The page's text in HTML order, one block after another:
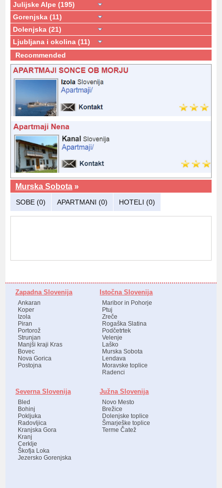
Julijske Alpe (195)
Gorenjska (11)
Dolenjska (21)
Ljubljana i okolina (11)
Recommended
Murska Sobota »
SOBE (0) APARTMANI (0) HOTELI (0)
Zapadna Slovenija
Ankaran
Koper
Izola
Piran
Portorož
Strunjan
Manjši kraji Kras
Bovec
Nova Gorica
Postojna
Istočna Slovenija
Maribor in Pohorje
Ptuj
Zreče
Rogaška Slatina
Podčetrtek
Velenje
Laško
Murska Sobota
Lendava
Moravske toplice
Radenci
Severna Slovenija
Bled
Bohinj
Pokljuka
Radovljica
Kranjska Gora
Kranj
Cerklje
Škofja Loka
Jezersko Gorenjska
Južna Slovenija
Novo Mesto
Brežice
Dolenjske toplice
Šmarješke toplice
Terme Čatež